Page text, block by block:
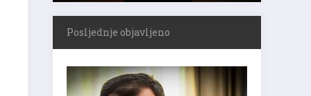
Posljednje objavljeno